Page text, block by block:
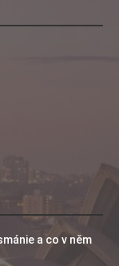
a co v něm